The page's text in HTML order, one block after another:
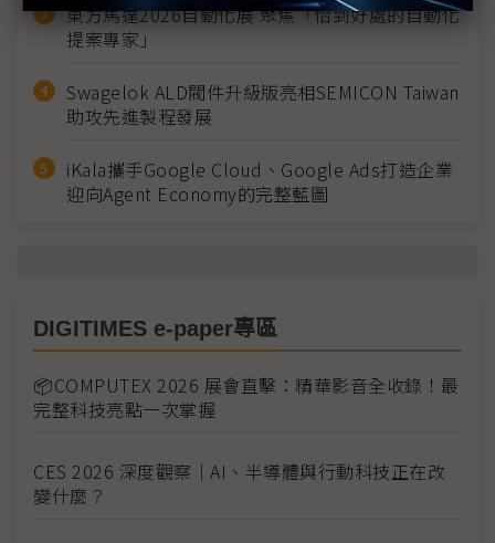
東方馬達2026自動化展 聚焦「恰到好處的自動化
提案專家」
Swagelok ALD閥件升級版亮相SEMICON Taiwan
助攻先進製程發展
iKala攜手Google Cloud、Google Ads打造企業
迎向Agent Economy的完整藍圖
DIGITIMES e-paper專區
📦COMPUTEX 2026 展會直擊：精華影音全收錄！最
完整科技亮點一次掌握
CES 2026 深度觀察｜AI、半導體與行動科技正在改
變什麼？